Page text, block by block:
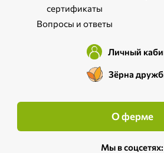
сертификаты
Вопросы и ответы
Личный
Зёрна
О ферме
Мы в соцсетях: